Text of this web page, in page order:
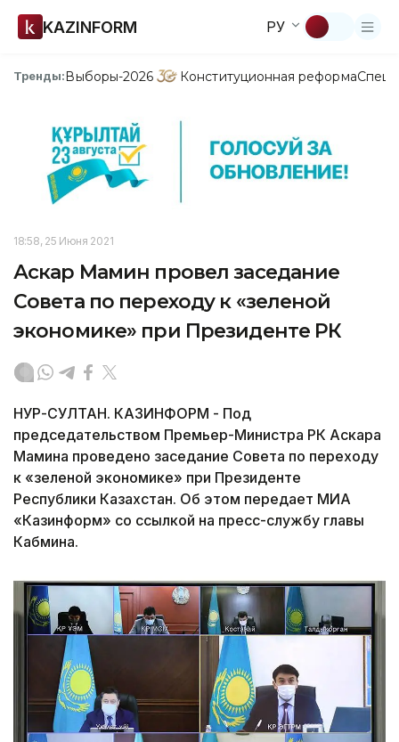
KAZINFORM РУ
Тренды:Выборы-2026 Конституционная реформа
18:58, 25 Июня 2021
Аскар Мамин провел заседание
Совета по переходу к «зеленой
экономике» при Президенте РК
НУР-СУЛТАН. КАЗИНФОРМ - Под
председательством Премьер-Министра РК Аскара
Мамина проведено заседание Совета по переходу
к «зеленой экономике» при Президенте
Республики Казахстан. Об этом передает МИА
«Казинформ» со ссылкой на пресс-службу главы
Кабмина.